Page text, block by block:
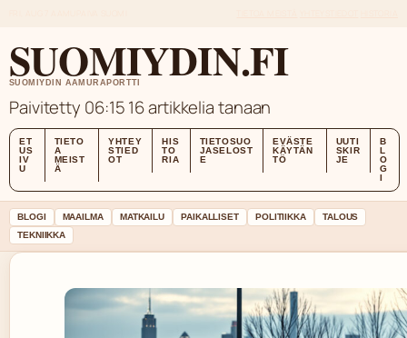
SUOMIYDIN.FI
SUOMIYDIN AAMURAPORTTI
Paivitetty 06:1516 artikkelia tanaan
ET
US
IV
U
TIETO
A
MEIST
Ä
YHTEY
STIED
OT
HIS
TO
RIA
TIETOSUO
JASELOST
E
EVÄSTE
KÄYTÄN
TÖ
UUTI
SKIR
JE
B
L
O
G
I
BLOGI MAAILMA MATKAILU PAIKALLISET POLITIIKKA
TALOUS
TEKNIIKKA